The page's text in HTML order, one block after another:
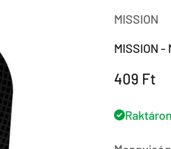
MISSION
MISSION -
Eladási ár
409 Ft
Raktáron